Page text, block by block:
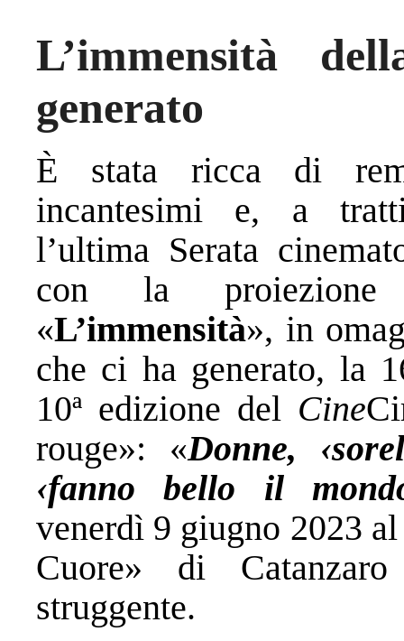
L’immensità
generato
È stata ricca di
incantesimi e, a
l’ultima Serata
con la
«L’immensità», in
che ci ha generato, la
10ª edizione del Cine
rouge»: «Donne,
‹fanno bello il
venerdì 9 giugno 2023
Cuore» di
struggente.